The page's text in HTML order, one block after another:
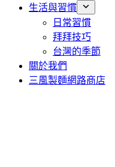
生活與習慣
日常習慣
拜拜技巧
台灣的季節
關於我們
三風製麵網路商店